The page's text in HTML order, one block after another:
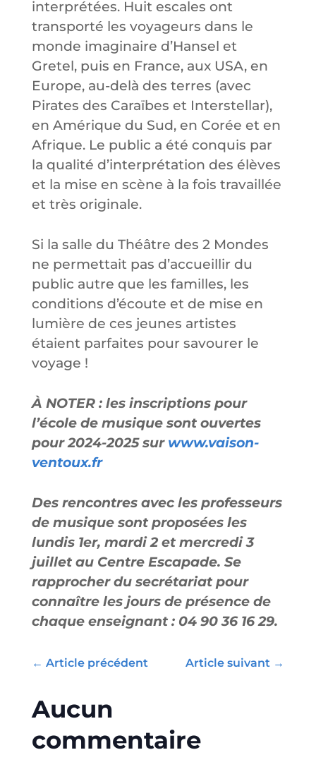
interprétées. Huit escales ont
transporté les voyageurs dans le
monde imaginaire d’Hansel et
Gretel, puis en France, aux USA, en
Europe, au-delà des terres (avec
Pirates des Caraïbes et Interstellar),
en Amérique du Sud, en Corée et en
Afrique. Le public a été conquis par
la qualité d’interprétation des élèves
et la mise en scène à la fois travaillée
et très originale.
Si la salle du Théâtre des 2 Mondes
ne permettait pas d’accueillir du
public autre que les familles, les
conditions d’écoute et de mise en
lumière de ces jeunes artistes
étaient parfaites pour savourer le
voyage !
À NOTER : les inscriptions pour
l’école de musique sont ouvertes
pour 2024-2025 sur www.vaison-
ventoux.fr
Des rencontres avec les professeurs
de musique sont proposées les
lundis 1er, mardi 2 et mercredi 3
juillet au Centre Escapade. Se
rapprocher du secrétariat pour
connaître les jours de présence de
chaque enseignant : 04 90 36 16 29.
← Article précédent Article suivant →
Aucun
commentaire